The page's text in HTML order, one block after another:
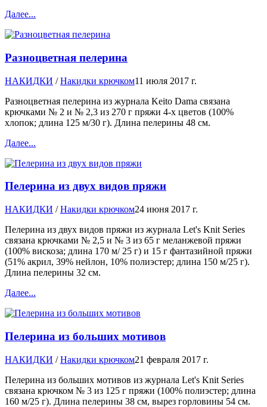
Далее...
Разноцветная пелерина
НАКИДКИ /Накидки крючком11 июля 2017 г.
Разноцветная пелерина из журнала Keito Dama связана
крючками № 2 и № 2,3 из 270 г пряжи 4-х цветов (100%
хлопок; длина 125 м/30 г). Длина пелерины 48 см.
Далее...
Пелерина из двух видов пряжи
НАКИДКИ /Накидки крючком24 июня 2017 г.
Пелерина из двух видов пряжи из журнала Let's Knit Series
связана крючками № 2,5 и № 3 из 65 г меланжевой пряжи
(100% вискоза; длина 170 м/ 25 г) и 15 г фантазийной пряжи
(51% акрил, 39% нейлон, 10% полиэстер; длина 150 м/25 г).
Длина пелерины 32 см.
Далее...
Пелерина из больших мотивов
НАКИДКИ /Накидки крючком21 февраля 2017 г.
Пелерина из больших мотивов из журнала Let's Knit Series
связана крючком № 3 из 125 г пряжи (100% полиэстер; длина
160 м/25 г). Длина пелерины 38 см, вырез горловины 54 см.